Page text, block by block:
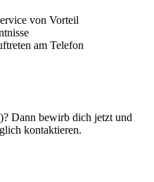
von Vorteil
am Telefon
Dann bewirb dich jetzt und
kontaktieren.